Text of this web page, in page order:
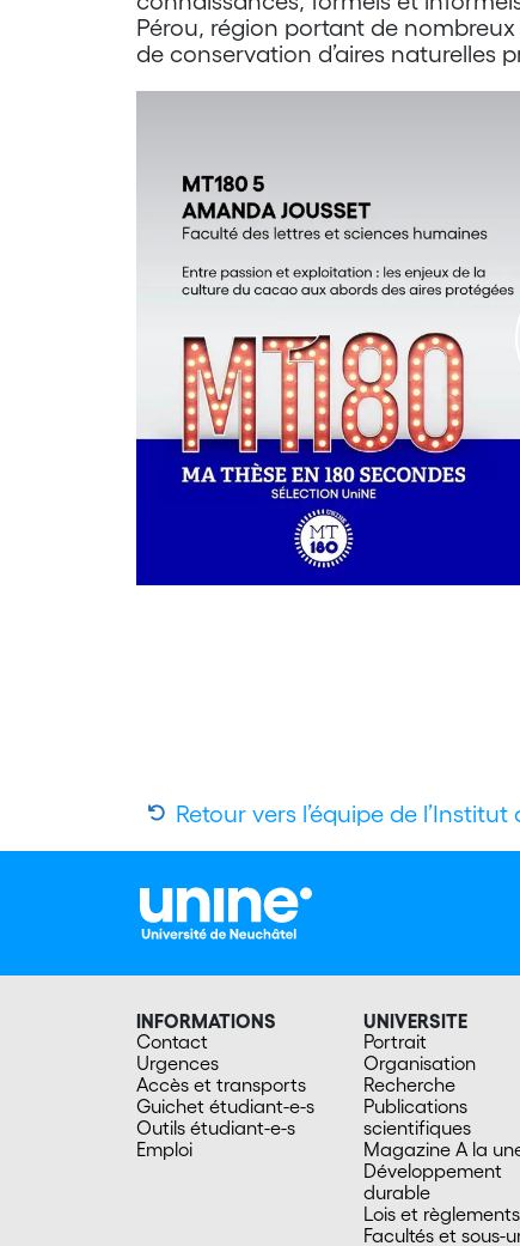
Pérou, région portant de
de conservation d’aires naturelles
Retour vers l’équipe de l’Institut
INFORMATIONS
Contact
Urgences
Accès et transports
Guichet étudiant-e-s
Outils étudiant-e-s
Emploi
UNIVERSITE
Portrait
Organisation
Recherche
Publications
scientifiques
Magazine A la
Développement
durable
Lois et règlements
Facultés et sous-